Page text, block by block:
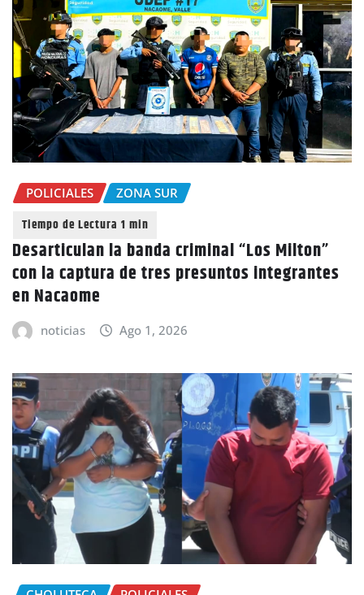
POLICIALES ZONA SUR
Desarticulan la banda criminal “Los Milton”
con la captura de tres presuntos integrantes
en Nacaome
noticias Ago 1, 2026